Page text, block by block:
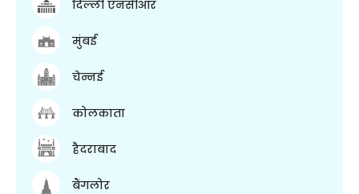
दिल्ली एनसीआर
मुंबई
चेन्नई
कोलकाता
हैदराबाद
बैंगलोर